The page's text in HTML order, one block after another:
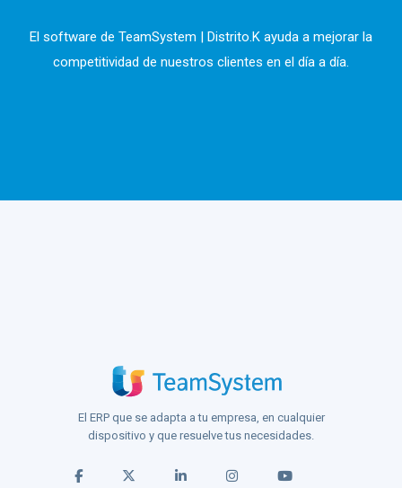
El software de TeamSystem | Distrito.K ayuda a mejorar la
competitividad de nuestros clientes en el día a día.
El ERP que se adapta a tu empresa, en cualquier
dispositivo y que resuelve tus necesidades.